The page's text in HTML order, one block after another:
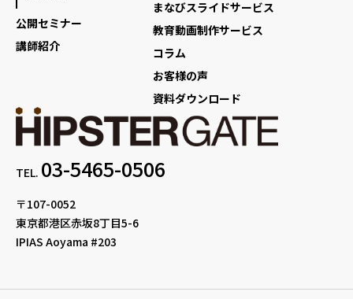
TEL. 03-5465-0506
〒107-0052
東京都港区赤坂8丁目5-6
IPIAS Aoyama #203
公開セミナー
講師紹介
まなびスライドサービス
教育動画制作サービス
コラム
お客様の声
資料ダウンロード